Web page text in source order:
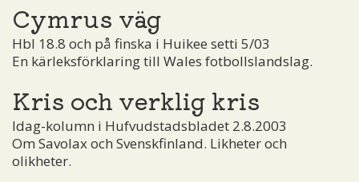
Cymrus väg
Hbl 18.8 och på finska i Huikee setti 5/03
En kärleksförklaring till Wales fotbollslandslag.
Kris och verklig kris
Idag-kolumn i Hufvudstadsbladet 2.8.2003
Om Savolax och Svenskfinland. Likheter och
olikheter.